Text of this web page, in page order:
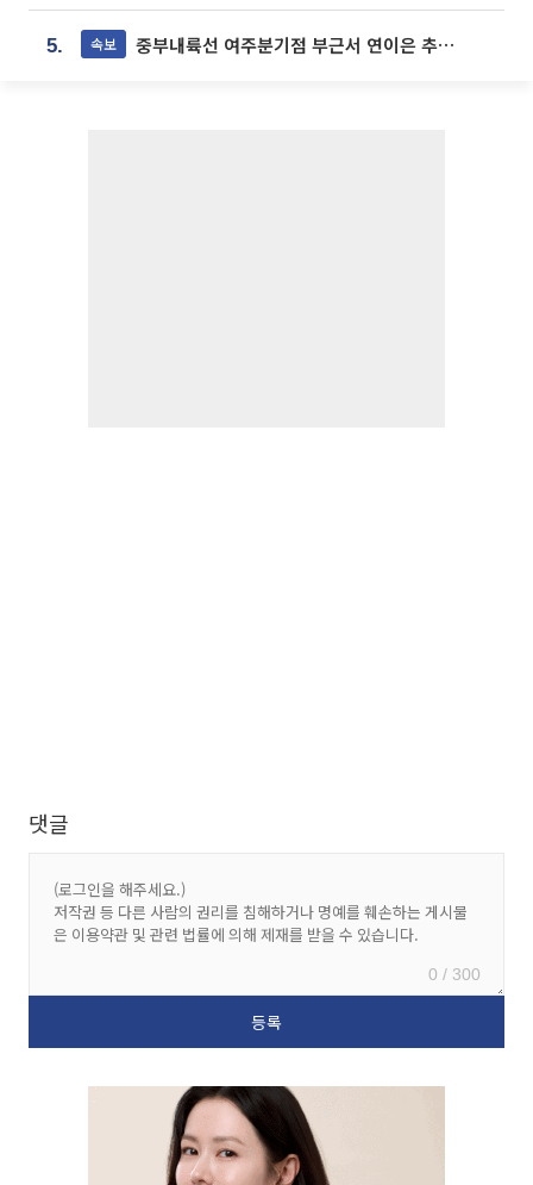
5. 속보 중부내륙선 여주분기점 부근서 연이은 추돌사고 발생
댓글
0 / 300